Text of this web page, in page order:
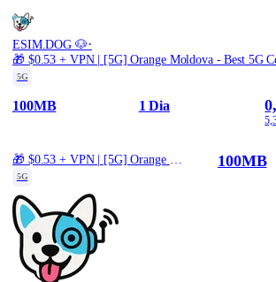
ESIM.DOG 🐶·
5G
100MB 1 Dia
5G
100MB